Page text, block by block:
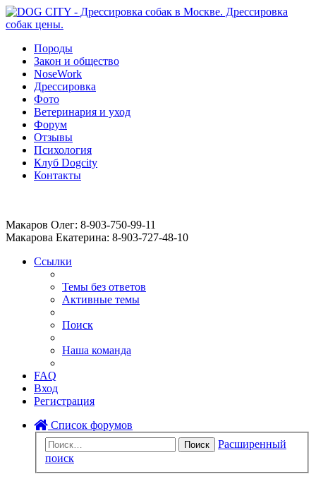
Породы
Закон и общество
NoseWork
Дрессировка
Фото
Ветеринария и уход
Форум
Отзывы
Психология
Клуб Dogcity
Контакты
Макаров Олег: 8-903-750-99-11
Макарова Екатерина: 8-903-727-48-10
Ссылки
Темы без ответов
Активные темы
Поиск
Наша команда
FAQ
Вход
Регистрация
Список форумов
Поиск
Расширенный
поиск